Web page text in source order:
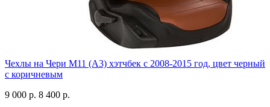
Чехлы на Чери М11 (А3) хэтчбек с 2008-2015 год, цвет черный
с коричневым
9 000 р. 8 400 р.